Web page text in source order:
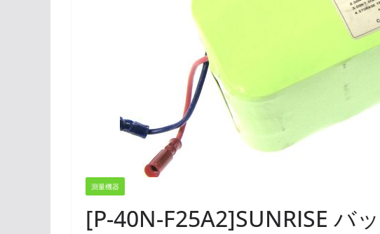
測量機器
[P-40N-F25A2]SUNRISE バ